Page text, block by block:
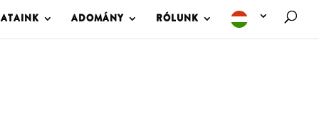
ADOMÁNY RÓLUNK